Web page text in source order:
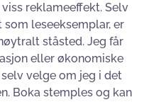
reklameeffekt. Selv
leseeksemplar, er
ståsted. Jeg får
eller økonomiske
velge om jeg i det
Boka stemples og kan